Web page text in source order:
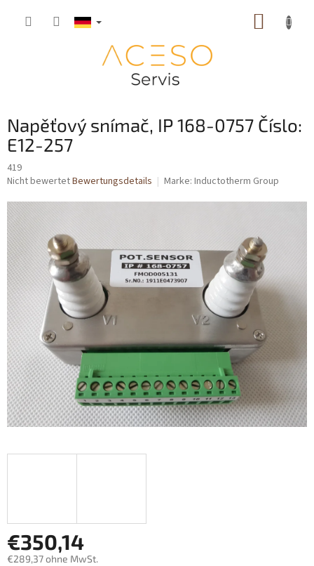
Napěťový snímač, IP 168-0757 Číslo:
E12-257
419
Die
Produktbewertung
ist
0,0
von
5
Sternen.
Nicht bewertetBewertungsdetails Marke: Inductotherm Group
€350,14
€289,37 ohne MwSt.